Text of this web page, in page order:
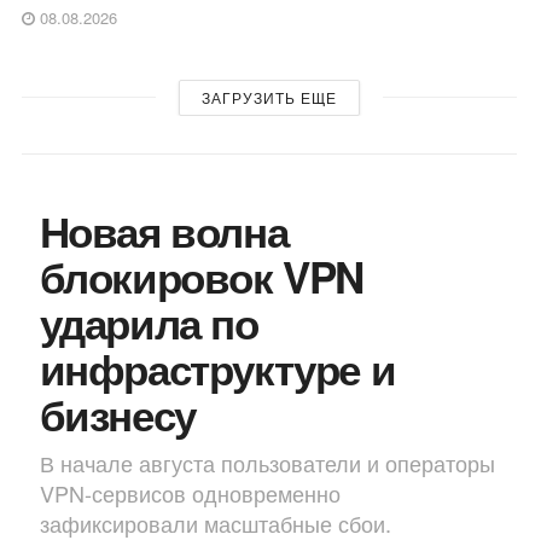
08.08.2026
ЗАГРУЗИТЬ ЕЩЕ
Новая волна
блокировок VPN
ударила по
инфраструктуре и
бизнесу
В начале августа пользователи и операторы
VPN-сервисов одновременно
зафиксировали масштабные сбои.